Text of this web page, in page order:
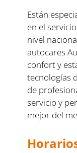
Están
en el
nivel
autocares
confort y
tecnologías
de
servicio y
mejor del